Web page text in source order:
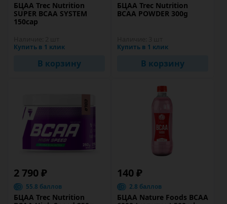
БЦАА Trec Nutrition
SUPER BCAA SYSTEM
150cap
Купить в 1 клик
В корзину
БЦАА Trec Nutrition
BCAA POWDER 300g
Купить в 1 клик
В корзину
2 790 ₽
55.8 баллов
БЦАА Trec Nutrition
140 ₽
2.8 баллов
БЦАА Nature Foods BCAA